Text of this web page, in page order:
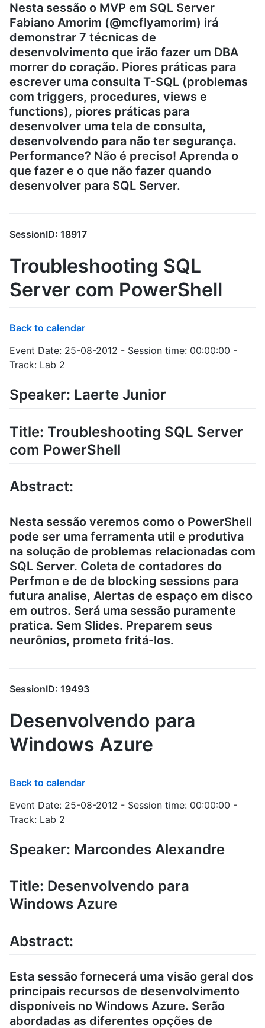
Nesta sessão o MVP em SQL Server
Fabiano Amorim (@mcflyamorim) irá
demonstrar 7 técnicas de
desenvolvimento que irão fazer um DBA
morrer do coração. Piores práticas para
escrever uma consulta T-SQL (problemas
com triggers, procedures, views e
functions), piores práticas para
desenvolver uma tela de consulta,
desenvolvendo para não ter segurança.
Performance? Não é preciso! Aprenda o
que fazer e o que não fazer quando
desenvolver para SQL Server.
SessionID: 18917
Troubleshooting SQL
Server com PowerShell
Back to calendar
Event Date: 25-08-2012 - Session time: 00:00:00 -
Track: Lab 2
Speaker: Laerte Junior
Title: Troubleshooting SQL Server
com PowerShell
Abstract:
Nesta sessão veremos como o PowerShell
pode ser uma ferramenta util e produtiva
na solução de problemas relacionadas com
SQL Server. Coleta de contadores do
Perfmon e de de blocking sessions para
futura analise, Alertas de espaço em disco
em outros. Será uma sessão puramente
pratica. Sem Slides. Preparem seus
neurônios, prometo fritá-los.
SessionID: 19493
Desenvolvendo para
Windows Azure
Back to calendar
Event Date: 25-08-2012 - Session time: 00:00:00 -
Track: Lab 2
Speaker: Marcondes Alexandre
Title: Desenvolvendo para
Windows Azure
Abstract:
Esta sessão fornecerá uma visão geral dos
principais recursos de desenvolvimento
disponíveis no Windows Azure. Serão
abordadas as diferentes opções de